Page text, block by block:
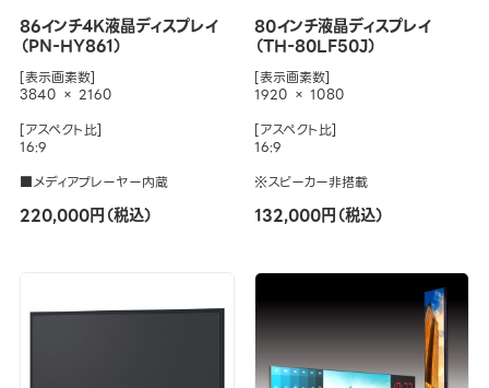
86インチ4K液晶ディスプレイ
（PN-HY861）
[表示画素数]
3840 × 2160
[アスペクト比]
16:9
■メディアプレーヤー内蔵
220,000円（税込）
80インチ液晶ディスプレイ
（TH-80LF50J）
[表示画素数]
1920 × 1080
[アスペクト比]
16:9
※スピーカー非搭載
132,000円（税込）